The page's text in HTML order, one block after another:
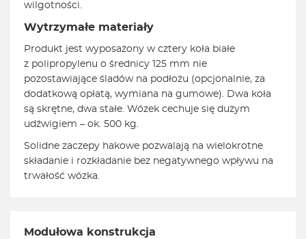
wilgotności.
Wytrzymałe materiały
Produkt jest wyposażony w cztery koła białe
z polipropylenu o średnicy 125 mm nie
pozostawiające śladów na podłożu (opcjonalnie, za
dodatkową opłatą, wymiana na gumowe). Dwa koła
są skrętne, dwa stałe. Wózek cechuje się dużym
udźwigiem – ok. 500 kg.
Solidne zaczepy hakowe pozwalają na wielokrotne
składanie i rozkładanie bez negatywnego wpływu na
trwałość wózka.
Modułowa konstrukcja